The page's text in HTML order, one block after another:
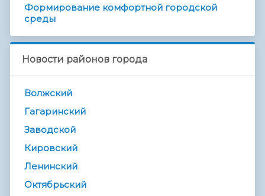
Формирование комфортной городской
среды
Новости районов города
Волжский
Гагаринский
Заводской
Кировский
Ленинский
Октябрьский